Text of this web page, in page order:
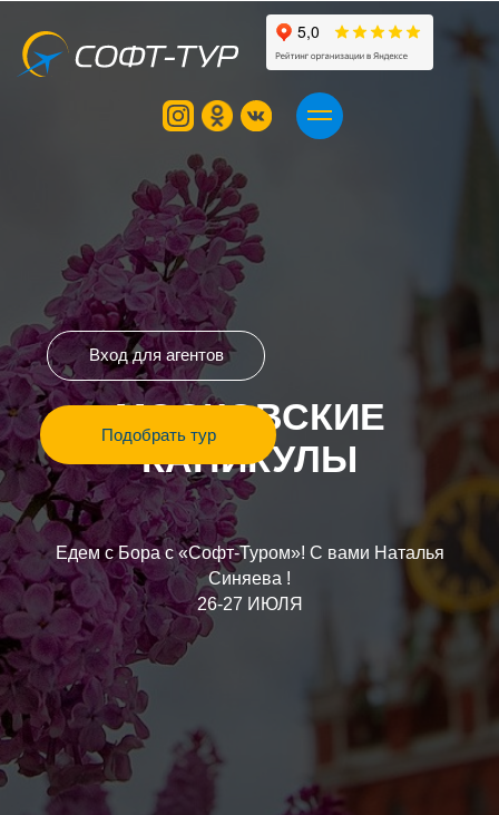
Подобрать тур
Вход для агентов
МОСКОВСКИЕ
КАНИКУЛЫ
Едем с Бора с «Софт-Туром»! С вами Наталья
Синяева !
26-27 ИЮЛЯ